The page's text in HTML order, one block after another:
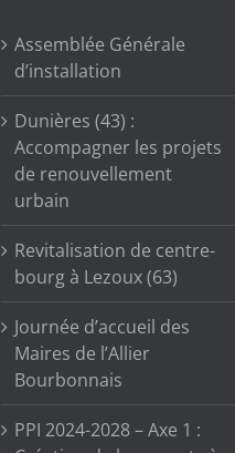
Assemblée Générale
d’installation
Dunières (43) :
Accompagner les projets
de renouvellement
urbain
Revitalisation de centre-
bourg à Lezoux (63)
Journée d’accueil des
Maires de l’Allier
Bourbonnais
PPI 2024-2028 – Axe 1 :